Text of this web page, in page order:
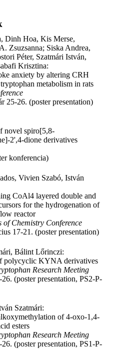
Dinh Hoa, Kis Merse,
Zsuzsanna; Siska Andrea,
Péter, Szatmári István,
Krisztina:
anxiety by altering CRH
metabolism in rats
25-26. (poster presentation)
novel spiro[5,8-
2',4-dione derivatives
konferencia)
Vivien Szabó, István
CoAl4 layered double and
for the hydrogenation of
reactor
Chemistry Conference
17-21. (poster presentation)
Bálint Lőrinczi:
polycyclic KYNA derivatives
Research Meeting
(poster presentation, PS2-P-
Szatmári:
of 4-oxo-1,4-
esters
Research Meeting
(poster presentation, PS1-P-